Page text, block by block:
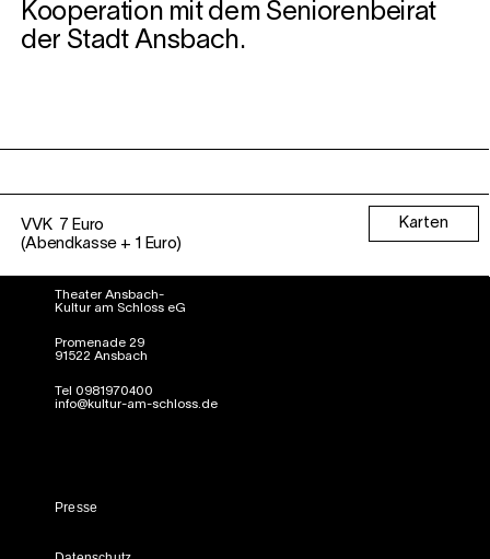
Kooperation mit dem Seniorenbeirat
der Stadt Ansbach.
VVK 7 Euro
(Abendkasse + 1 Euro)
Karten
Theater Ansbach-
Kultur am Schloss eG
Promenade 29
91522 Ansbach
Tel 0981970400
info@kultur-am-schloss.de
Presse